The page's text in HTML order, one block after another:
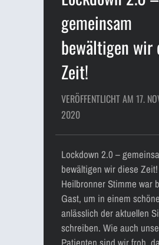
gemeinsam
bewältigen wir
Zeit!
VERÖFFENTLICHT AM 17.
2020
Lockdown 2.0 –
bewältigen wir diese
Heilbronner Stimme war
Gast, um in einem
anlässlich der aktuellen
schreiben. Wie auch
Patienten sind wir froh,